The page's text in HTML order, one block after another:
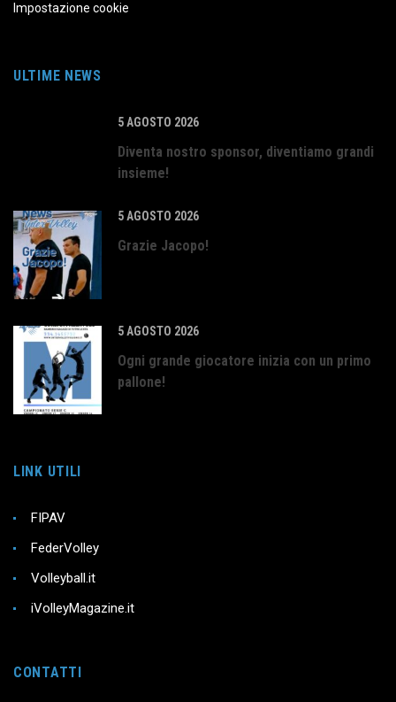
Impostazione cookie
ULTIME NEWS
5 AGOSTO 2026
Diventa nostro sponsor, diventiamo grandi
insieme!
5 AGOSTO 2026
Grazie Jacopo!
5 AGOSTO 2026
Ogni grande giocatore inizia con un primo
pallone!
LINK UTILI
FIPAV
FederVolley
Volleyball.it
iVolleyMagazine.it
CONTATTI